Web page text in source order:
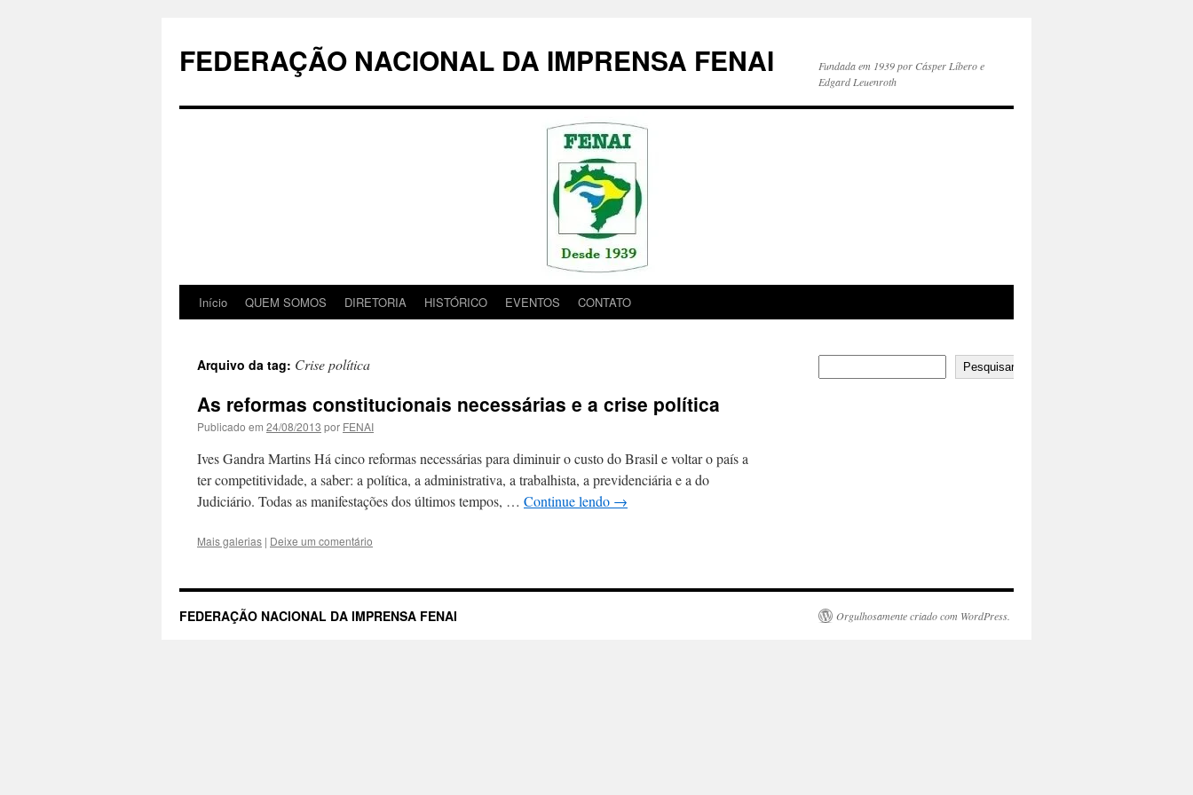
conteúdo
FEDERAÇÃO NACIONAL DA IMPRENSA FENAI
Fundada em 1939 por Cásper Líbero e
Edgard Leuenroth
Início QUEM SOMOS DIRETORIA HISTÓRICO EVENTOS CONTATO
Arquivo da tag: Crise política
As reformas constitucionais necessárias e a crise política
Publicado em 24/08/2013 por FENAI
Ives Gandra Martins Há cinco reformas necessárias para diminuir o custo do Brasil e voltar o país a
ter competitividade, a saber: a política, a administrativa, a trabalhista, a previdenciária e a do
Judiciário. Todas as manifestações dos últimos tempos, … Continue lendo →
Mais galerias | Deixe um comentário
Pesquisar
FEDERAÇÃO NACIONAL DA IMPRENSA FENAI Orgulhosamente criado com WordPress.